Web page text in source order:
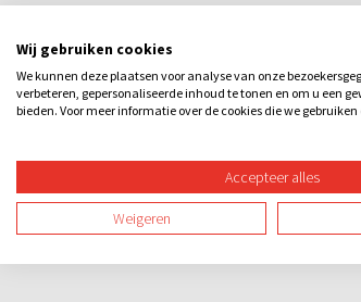
Wij gebruiken cookies
We kunnen deze plaatsen voor analyse van onze
verbeteren, gepersonaliseerde inhoud te tonen en om u een
bieden. Voor meer informatie over de cookies die we
Accepteer alles
Weigeren